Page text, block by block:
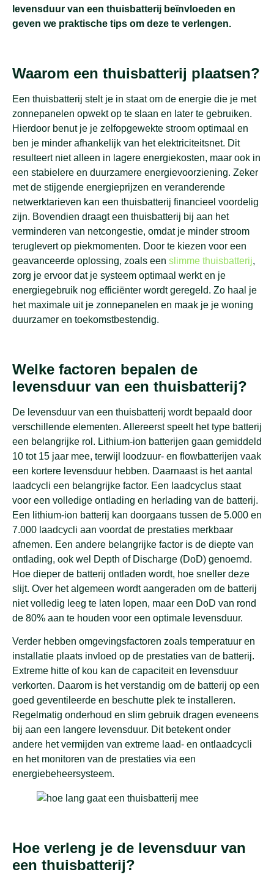
levensduur van een thuisbatterij beïnvloeden en
geven we praktische tips om deze te verlengen.
Waarom een thuisbatterij plaatsen?
Een thuisbatterij stelt je in staat om de energie die je met
zonnepanelen opwekt op te slaan en later te gebruiken.
Hierdoor benut je je zelfopgewekte stroom optimaal en
ben je minder afhankelijk van het elektriciteitsnet. Dit
resulteert niet alleen in lagere energiekosten, maar ook in
een stabielere en duurzamere energievoorziening. Zeker
met de stijgende energieprijzen en veranderende
netwerktarieven kan een thuisbatterij financieel voordelig
zijn. Bovendien draagt een thuisbatterij bij aan het
verminderen van netcongestie, omdat je minder stroom
teruglevert op piekmomenten. Door te kiezen voor een
geavanceerde oplossing, zoals een slimme thuisbatterij,
zorg je ervoor dat je systeem optimaal werkt en je
energiegebruik nog efficiënter wordt geregeld. Zo haal je
het maximale uit je zonnepanelen en maak je je woning
duurzamer en toekomstbestendig.
Welke factoren bepalen de
levensduur van een thuisbatterij?
De levensduur van een thuisbatterij wordt bepaald door
verschillende elementen. Allereerst speelt het type batterij
een belangrijke rol. Lithium-ion batterijen gaan gemiddeld
10 tot 15 jaar mee, terwijl loodzuur- en flowbatterijen vaak
een kortere levensduur hebben. Daarnaast is het aantal
laadcycli een belangrijke factor. Een laadcyclus staat
voor een volledige ontlading en herlading van de batterij.
Een lithium-ion batterij kan doorgaans tussen de 5.000 en
7.000 laadcycli aan voordat de prestaties merkbaar
afnemen. Een andere belangrijke factor is de diepte van
ontlading, ook wel Depth of Discharge (DoD) genoemd.
Hoe dieper de batterij ontladen wordt, hoe sneller deze
slijt. Over het algemeen wordt aangeraden om de batterij
niet volledig leeg te laten lopen, maar een DoD van rond
de 80% aan te houden voor een optimale levensduur.
Verder hebben omgevingsfactoren zoals temperatuur en
installatie plaats invloed op de prestaties van de batterij.
Extreme hitte of kou kan de capaciteit en levensduur
verkorten. Daarom is het verstandig om de batterij op een
goed geventileerde en beschutte plek te installeren.
Regelmatig onderhoud en slim gebruik dragen eveneens
bij aan een langere levensduur. Dit betekent onder
andere het vermijden van extreme laad- en ontlaadcycli
en het monitoren van de prestaties via een
energiebeheersysteem.
Hoe verleng je de levensduur van
een thuisbatterij?